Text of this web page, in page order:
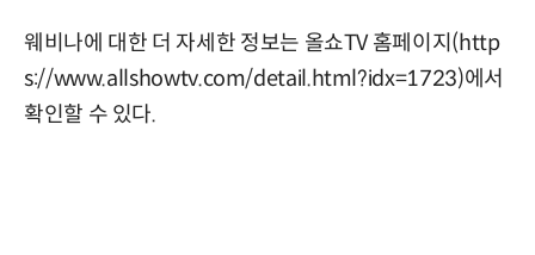
웨비나에 대한 더 자세한 정보는 올쇼TV 홈페이지(http
s://www.allshowtv.com/detail.html?idx=1723)에서
확인할 수 있다.